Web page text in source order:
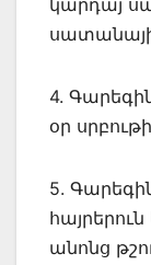
կարդայ
4.
օր
5.
անոնց